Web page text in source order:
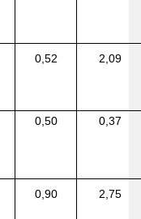
0,52 2,09
0,50 0,37
0,90 2,75